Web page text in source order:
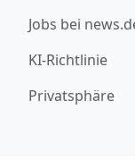
Jobs bei
KI-Richtlinie
Privatsphäre